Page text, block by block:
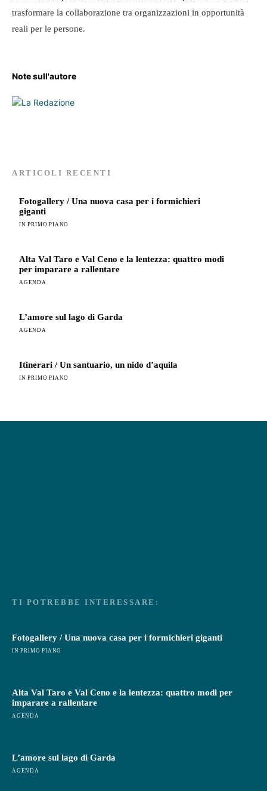
trasformare la collaborazione tra organizzazioni in opportunità
reali per le persone.
Note sull'autore
ARTICOLI RECENTI
Fotogallery / Una nuova casa per i formichieri
giganti
IN PRIMO PIANO
Alta Val Taro e Val Ceno e la lentezza: quattro modi
per imparare a rallentare
AGENDA
L’amore sul lago di Garda
AGENDA
Itinerari / Un santuario, un nido d’aquila
IN PRIMO PIANO
TI POTREBBE INTERESSARE:
Fotogallery / Una nuova casa per i formichieri giganti
IN PRIMO PIANO
Alta Val Taro e Val Ceno e la lentezza: quattro modi per
imparare a rallentare
AGENDA
L’amore sul lago di Garda
AGENDA